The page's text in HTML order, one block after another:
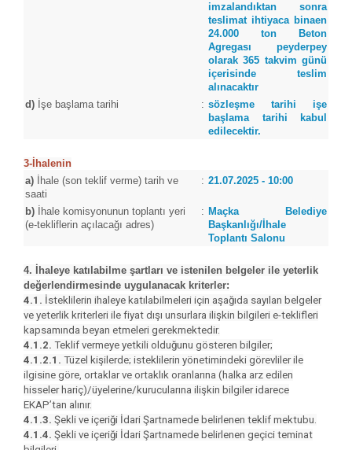
imzalandıktan sonra
teslimat ihtiyaca binaen
24.000 ton Beton
Agregası peyderpey
olarak 365 takvim günü
içerisinde teslim
alınacaktır
d) İşe başlama tarihi : sözleşme tarihi işe
başlama tarihi kabul
edilecektir.
3-İhalenin
a) İhale (son teklif verme) tarih ve
saati
: 21.07.2025 - 10:00
b) İhale komisyonunun toplantı yeri
(e-tekliflerin açılacağı adres)
: Maçka Belediye
Başkanlığı/İhale
Toplantı Salonu
4. İhaleye katılabilme şartları ve istenilen belgeler ile yeterlik
değerlendirmesinde uygulanacak kriterler:
4.1. İsteklilerin ihaleye katılabilmeleri için aşağıda sayılan belgeler
ve yeterlik kriterleri ile fiyat dışı unsurlara ilişkin bilgileri e-teklifleri
kapsamında beyan etmeleri gerekmektedir.
4.1.2. Teklif vermeye yetkili olduğunu gösteren bilgiler;
4.1.2.1. Tüzel kişilerde; isteklilerin yönetimindeki görevliler ile
ilgisine göre, ortaklar ve ortaklık oranlarına (halka arz edilen
hisseler hariç)/üyelerine/kurucularına ilişkin bilgiler idarece
EKAP’tan alınır.
4.1.3. Şekli ve içeriği İdari Şartnamede belirlenen teklif mektubu.
4.1.4. Şekli ve içeriği İdari Şartnamede belirlenen geçici teminat